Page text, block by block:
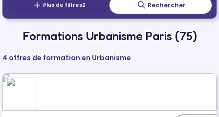
Plus de filtres2 Rechercher
Formations Urbanisme Paris (75)
4 offres de formation en Urbanisme